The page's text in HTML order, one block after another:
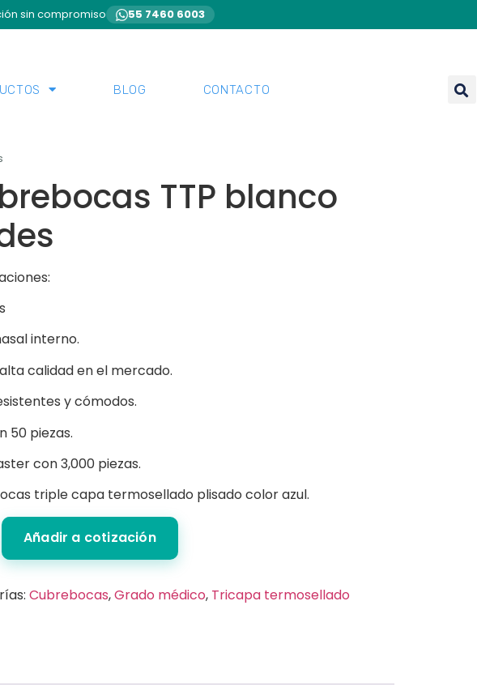
sin compromiso 55 7460 6003
BLOG CONTACTO
TTP blanco
interno.
calidad en el mercado.
y cómodos.
50 piezas.
con 3,000 piezas.
triple capa termosellado plisado color azul.
Añadir a cotización
Cubrebocas,Grado médico, Tricapa termosellado